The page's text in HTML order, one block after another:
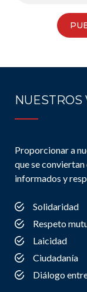
NUESTROS
Proporcionar a
que se
informados y
Solidaridad
Respeto
Laicidad
Ciudadanía
Diálogo